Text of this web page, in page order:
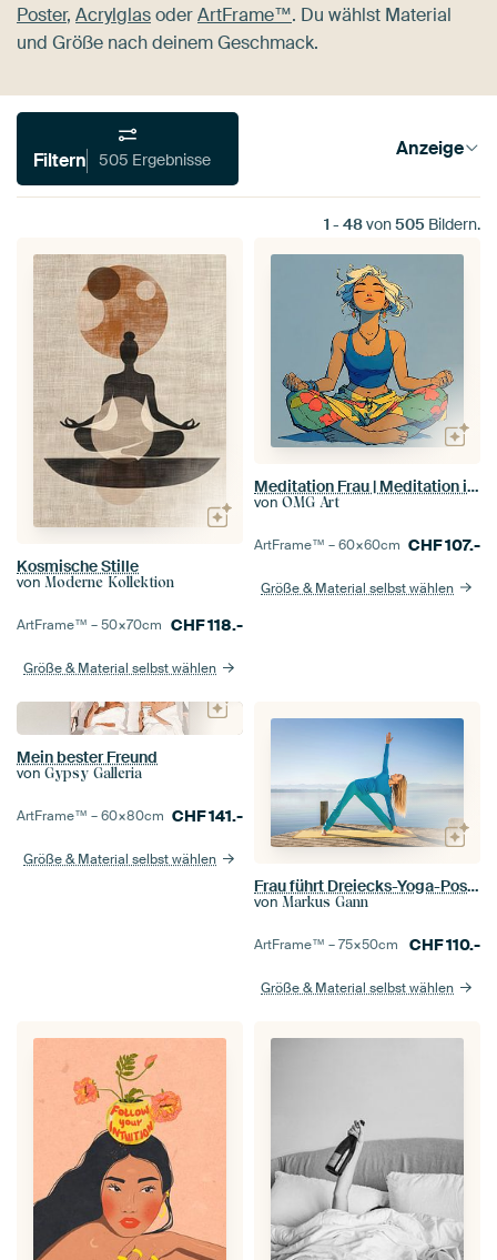
Poster, AcrylglasoderArtFrame™. Du wählst Material
und Größe nach deinem Geschmack.
Filtern 505 Ergebnisse Anzeige
1 - 48von505 Bildern.
Kosmische Stille
von Moderne Kollektion
ArtFrame™ –50×70cm CHF118.-
Größe & Material selbst wählen
Meditation Frau | Meditation im bunten Stil
von OMG Art
ArtFrame™ –60×60cm CHF107.-
Größe & Material selbst wählen
Mein bester Freund
von Gypsy Galleria
ArtFrame™ –60×80cm CHF141.-
Größe & Material selbst wählen
Frau führt Dreiecks-Yoga-Pose auf Dock
von Markus Gann
ArtFrame™ –75×50cm CHF110.-
Größe & Material selbst wählen